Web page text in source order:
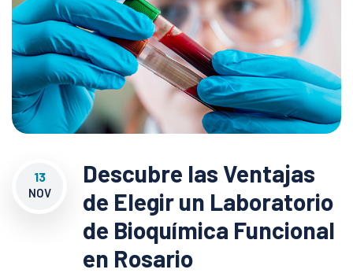
13
NOV
Descubre las Ventajas
de Elegir un Laboratorio
de Bioquímica Funcional
en Rosario